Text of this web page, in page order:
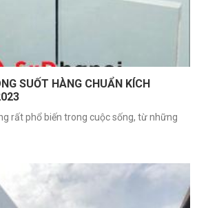
SUỐT HÀNG CHUẨN KÍCH
rất phổ biến trong cuộc sống, từ những